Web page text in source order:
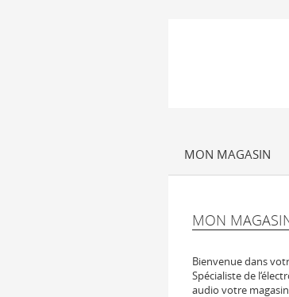
MON MAGASIN
MON
Bienvenue dans
Spécialiste de
audio votre